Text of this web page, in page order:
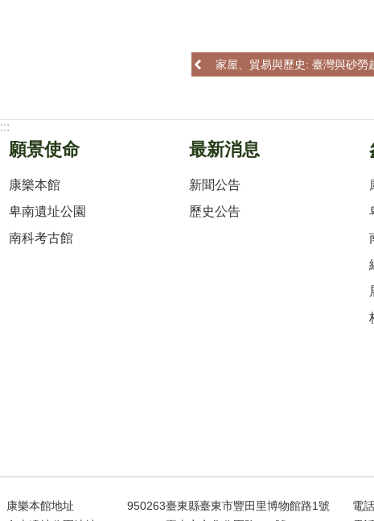
家屋、貿易與歷史: 臺灣與砂勞
:::
願景使命
康樂本館
卑南遺址公園
南科考古館
最新消息
新聞公告
歷史公告
康樂本館地址 950263臺東縣臺東市豐田里博物館路1號 電